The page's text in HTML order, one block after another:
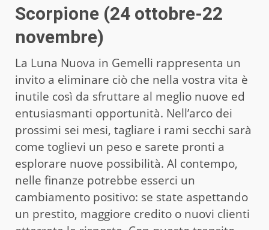
Scorpione (24 ottobre-22
novembre)
La Luna Nuova in Gemelli rappresenta un
invito a eliminare ciò che nella vostra vita è
inutile così da sfruttare al meglio nuove ed
entusiasmanti opportunità. Nell’arco dei
prossimi sei mesi, tagliare i rami secchi sarà
come toglievi un peso e sarete pronti a
esplorare nuove possibilità. Al contempo,
nelle finanze potrebbe esserci un
cambiamento positivo: se state aspettando
un prestito, maggiore credito o nuovi clienti